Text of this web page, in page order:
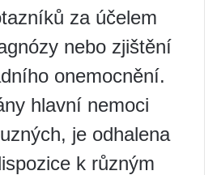
za účelem
nebo zjištění
onemocnění.
hlavní nemoci
je odhalena
k různým